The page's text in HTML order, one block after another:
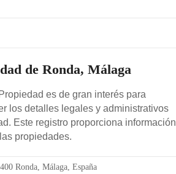
de Ronda, Málaga
es de gran interés para
los detalles legales y administrativos
Este registro proporciona información
propiedades.
Ronda, Málaga, España